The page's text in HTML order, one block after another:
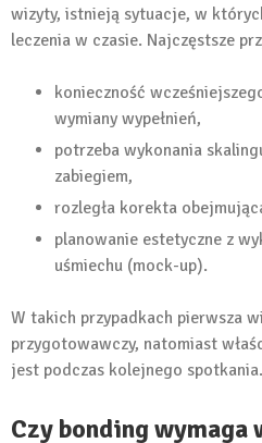
wizyty, istnieją sytuacje, w
leczenia w czasie. Najczęstsze
konieczność
wymiany wypełnień,
potrzeba wykonania
zabiegiem,
rozległa korekta
planowanie estetyczne z
uśmiechu (mock-up).
W takich przypadkach pierwsza
przygotowawczy, natomiast
jest podczas kolejnego spotkania.
Czy bonding